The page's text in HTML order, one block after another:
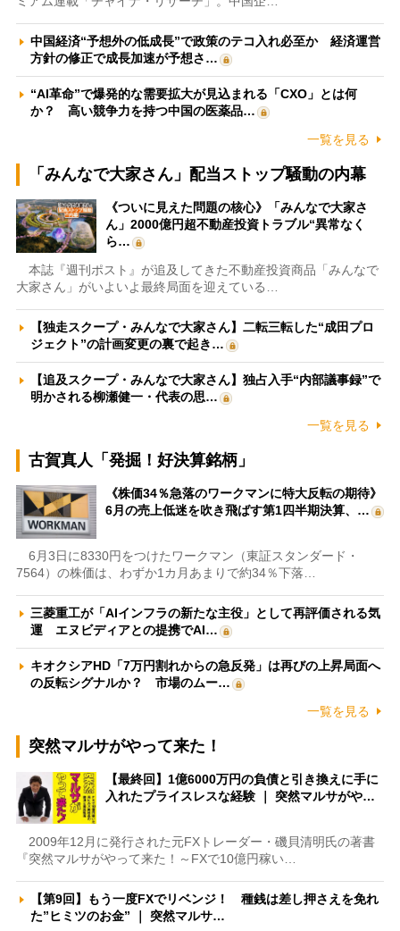
中国経済“予想外の低成長”で政策のテコ入れ必至か 経済運営
方針の修正で成長加速が予想さ…
“AI革命”で爆発的な需要拡大が見込まれる「CXO」とは何
か？ 高い競争力を持つ中国の医薬品…
一覧を見る
「みんなで大家さん」配当ストップ騒動の内幕
《ついに見えた問題の核心》「みんなで大家さ
ん」2000億円超不動産投資トラブル“異常なく
ら…
本誌『週刊ポスト』が追及してきた不動産投資商品「みんなで
大家さん」がいよいよ最終局面を迎えている…
【独走スクープ・みんなで大家さん】二転三転した“成田プロ
ジェクト”の計画変更の裏で起き…
【追及スクープ・みんなで大家さん】独占入手“内部議事録”で
明かされる柳瀬健一・代表の思…
一覧を見る
古賀真人「発掘！好決算銘柄」
《株価34％急落のワークマンに特大反転の期待》
6月の売上低迷を吹き飛ばす第1四半期決算、…
6月3日に8330円をつけたワークマン（東証スタンダード・
7564）の株価は、わずか1カ月あまりで約34％下落…
三菱重工が「AIインフラの新たな主役」として再評価される気
運 エヌビディアとの提携でAI…
キオクシアHD「7万円割れからの急反発」は再びの上昇局面へ
の反転シグナルか？ 市場のムー…
一覧を見る
突然マルサがやって来た！
【最終回】1億6000万円の負債と引き換えに手に
入れたプライスレスな経験 ｜ 突然マルサがや…
2009年12月に発行された元FXトレーダー・磯貝清明氏の著書
『突然マルサがやって来た！～FXで10億円稼い…
【第9回】もう一度FXでリベンジ！ 種銭は差し押さえを免れ
た”ヒミツのお金” ｜ 突然マルサ…